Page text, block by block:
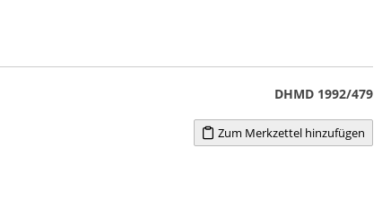
DHMD 1992/479
Zum Merkzettel hinzufügen